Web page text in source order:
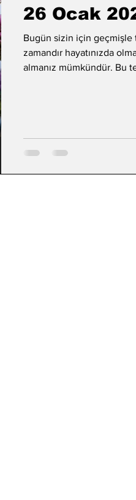
26 Ocak
Bugün sizin için geçmişle
zamandır hayatınızda
almanız mümkündür. Bu